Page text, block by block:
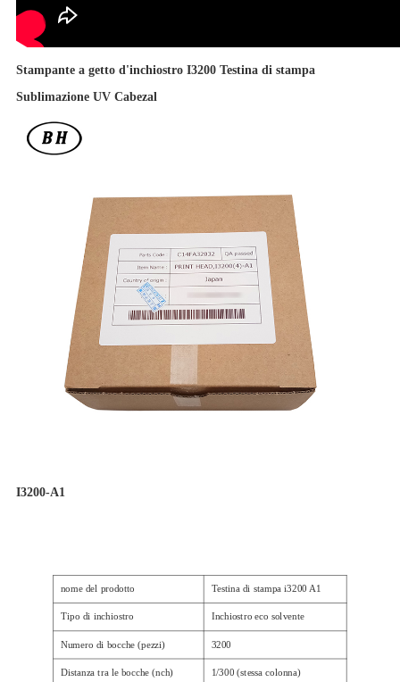
Stampante a getto d'inchiostro I3200 Testina di stampa
Sublimazione UV Cabezal
I3200-A1
nome del prodotto Testina di stampa i3200 A1
Tipo di inchiostro Inchiostro eco solvente
Numero di bocche (pezzi) 3200
Distanza tra le bocche (nch) 1/300 (stessa colonna)